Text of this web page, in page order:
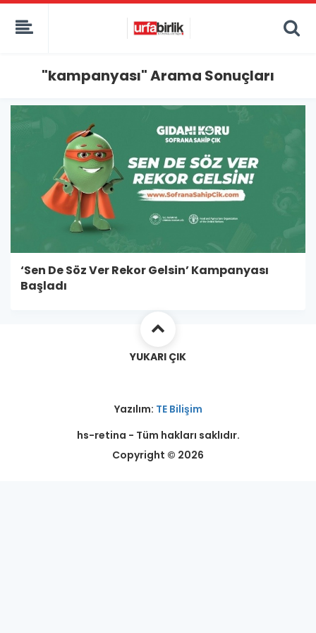
"kampanyası" Arama Sonuçları
‘Sen De Söz Ver Rekor Gelsin’ Kampanyası
Başladı
YUKARI ÇIK
Yazılım: TE Bilişim
hs-retina - Tüm hakları saklıdır.
Copyright © 2026